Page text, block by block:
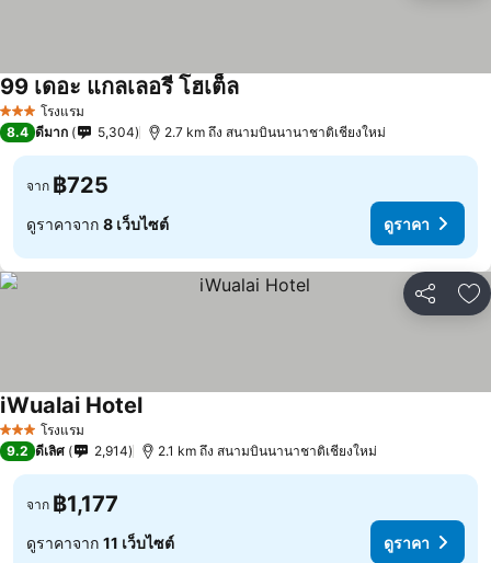
3 ดาว โรงแรม
99 เดอะ แกลเลอรี โฮเต็ล
8.4 ดีมาก 5,304 2.7 km ถึง สนามบินนานาชาติเชียงใหม่
จาก ฿725
ดูราคาจาก 8 เว็บไซต์ ดูราคา
แชร์ เ
3 ดาว โรงแรม
iWualai Hotel
9.2 ดีเลิศ 2,914 2.1 km ถึง สนามบินนานาชาติเชียงใหม่
จาก ฿1,177
ดูราคาจาก 11 เว็บไซต์ ดูราคา